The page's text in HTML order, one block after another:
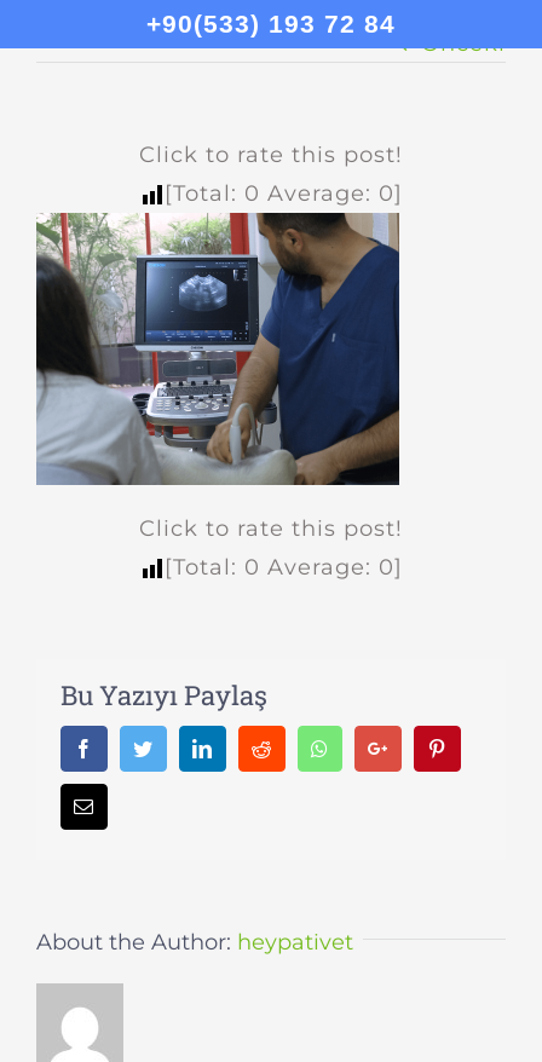
Önceki
Click to rate this post!
[Total: 0 Average: 0]
Click to rate this post!
[Total: 0 Average: 0]
Bu Yazıyı Paylaş
FacebookTwitter LinkedInReddit WhatsappGoogle+
About the Author: heypativet
+90(533) 193 72 84